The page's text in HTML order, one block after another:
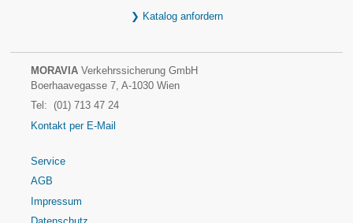
❯ Katalog anfordern
MORAVIA Verkehrssicherung GmbH
Boerhaavegasse 7, A-1030 Wien
Tel: (01) 713 47 24
Kontakt per E-Mail
Service
AGB
Impressum